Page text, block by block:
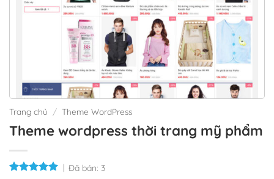
Trang chủ / Theme WordPress
Theme wordpress thời trang mỹ phẩm
Đã bán: 3